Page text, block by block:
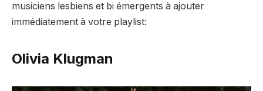
musiciens lesbiens et bi émergents à ajouter
immédiatement à votre playlist:
Olivia Klugman